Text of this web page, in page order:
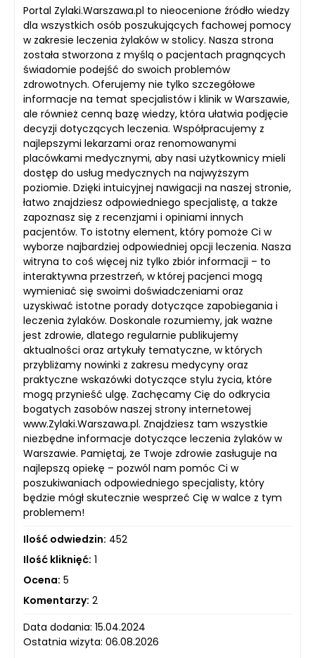
Portal Zylaki.Warszawa.pl to nieocenione źródło wiedzy
dla wszystkich osób poszukujących fachowej pomocy
w zakresie leczenia żylaków w stolicy. Nasza strona
została stworzona z myślą o pacjentach pragnących
świadomie podejść do swoich problemów
zdrowotnych. Oferujemy nie tylko szczegółowe
informacje na temat specjalistów i klinik w Warszawie,
ale również cenną bazę wiedzy, która ułatwia podjęcie
decyzji dotyczących leczenia. Współpracujemy z
najlepszymi lekarzami oraz renomowanymi
placówkami medycznymi, aby nasi użytkownicy mieli
dostęp do usług medycznych na najwyższym
poziomie. Dzięki intuicyjnej nawigacji na naszej stronie,
łatwo znajdziesz odpowiedniego specjalistę, a także
zapoznasz się z recenzjami i opiniami innych
pacjentów. To istotny element, który pomoże Ci w
wyborze najbardziej odpowiedniej opcji leczenia. Nasza
witryna to coś więcej niż tylko zbiór informacji – to
interaktywna przestrzeń, w której pacjenci mogą
wymieniać się swoimi doświadczeniami oraz
uzyskiwać istotne porady dotyczące zapobiegania i
leczenia żylaków. Doskonale rozumiemy, jak ważne
jest zdrowie, dlatego regularnie publikujemy
aktualności oraz artykuły tematyczne, w których
przybliżamy nowinki z zakresu medycyny oraz
praktyczne wskazówki dotyczące stylu życia, które
mogą przynieść ulgę. Zachęcamy Cię do odkrycia
bogatych zasobów naszej strony internetowej
www.Zylaki.Warszawa.pl. Znajdziesz tam wszystkie
niezbędne informacje dotyczące leczenia żylaków w
Warszawie. Pamiętaj, że Twoje zdrowie zasługuje na
najlepszą opiekę – pozwól nam pomóc Ci w
poszukiwaniach odpowiedniego specjalisty, który
będzie mógł skutecznie wesprzeć Cię w walce z tym
problemem!
Ilość odwiedzin: 452
Ilość kliknięć: 1
Ocena: 5
Komentarzy: 2
Data dodania: 15.04.2024
Ostatnia wizyta: 06.08.2026